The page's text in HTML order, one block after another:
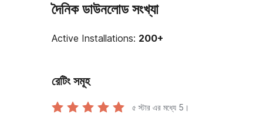
দৈনিক ডাউনলোড সংখ্যা
Active Installations: 200+
রেটিং সমূহ
৫ স্টার এর মধ্যে 5 ।